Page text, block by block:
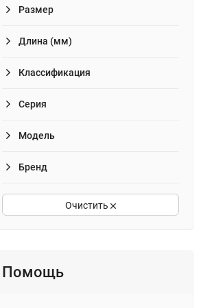
Размер
Длина (мм)
Классификация
Серия
Модель
Бренд
Очистить
Помощь